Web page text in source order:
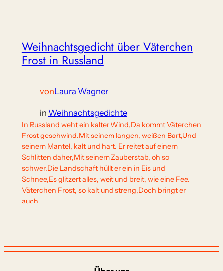
Weihnachtsgedicht über Väterchen
Frost in Russland
vonLaura Wagner
in Weihnachtsgedichte
In Russland weht ein kalter Wind,Da kommt Väterchen
Frost geschwind.Mit seinem langen, weißen Bart,Und
seinem Mantel, kalt und hart. Er reitet auf einem
Schlitten daher,Mit seinem Zauberstab, oh so
schwer.Die Landschaft hüllt er ein in Eis und
Schnee,Es glitzert alles, weit und breit, wie eine Fee.
Väterchen Frost, so kalt und streng,Doch bringt er
auch…